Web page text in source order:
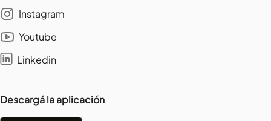
Instagram
Youtube
Linkedin
Descargá la aplicación